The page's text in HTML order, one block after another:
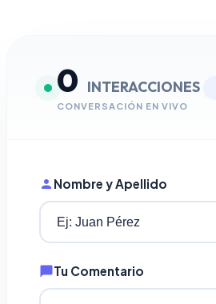
0 INTERACCIONES
CONVERSACIÓN EN VIVO
Nombre y Apellido
Tu Comentario